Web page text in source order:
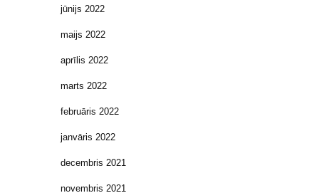
jūnijs 2022
maijs 2022
aprīlis 2022
marts 2022
februāris 2022
janvāris 2022
decembris 2021
novembris 2021